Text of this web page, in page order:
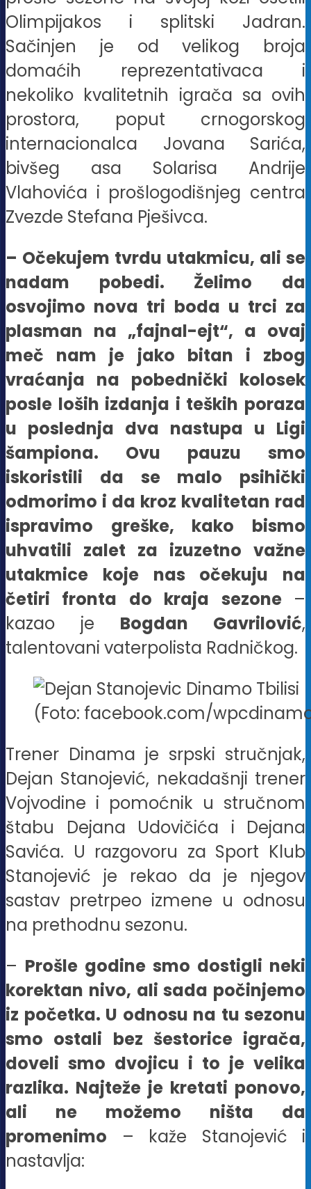
Olimpijakos i splitski Jadran.
Sačinjen je od velikog broja
domaćih reprezentativaca i
nekoliko kvalitetnih igrača sa ovih
prostora, poput crnogorskog
internacionalca Jovana Sarića,
bivšeg asa Solarisa Andrije
Vlahovića i prošlogodišnjeg centra
Zvezde Stefana Pješivca.
– Očekujem tvrdu utakmicu, ali se
nadam pobedi. Želimo da
osvojimo nova tri boda u trci za
plasman na „fajnal-ejt“, a ovaj
meč nam je jako bitan i zbog
vraćanja na pobednički kolosek
posle loših izdanja i teških poraza
u poslednja dva nastupa u Ligi
šampiona. Ovu pauzu smo
iskoristili da se malo psihički
odmorimo i da kroz kvalitetan rad
ispravimo greške, kako bismo
uhvatili zalet za izuzetno važne
utakmice koje nas očekuju na
četiri fronta do kraja sezone –
kazao je Bogdan Gavrilović,
talentovani vaterpolista Radničkog.
(Foto: facebook.com/
Trener Dinama je srpski stručnjak,
Dejan Stanojević, nekadašnji trener
Vojvodine i pomoćnik u stručnom
štabu Dejana Udovičića i Dejana
Savića. U razgovoru za Sport Klub
Stanojević je rekao da je njegov
sastav pretrpeo izmene u odnosu
na prethodnu sezonu.
– Prošle godine smo dostigli neki
korektan nivo, ali sada počinjemo
iz početka. U odnosu na tu sezonu
smo ostali bez šestorice igrača,
doveli smo dvojicu i to je velika
razlika. Najteže je kretati ponovo,
ali ne možemo ništa da
promenimo – kaže Stanojević i
nastavlja: